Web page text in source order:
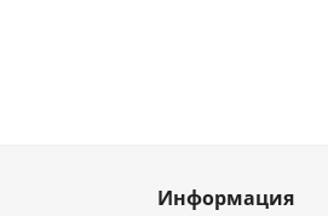
Информация